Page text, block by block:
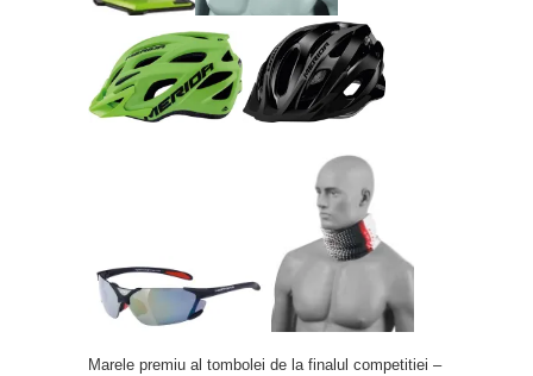
Marele premiu al tombolei de la finalul competitiei –